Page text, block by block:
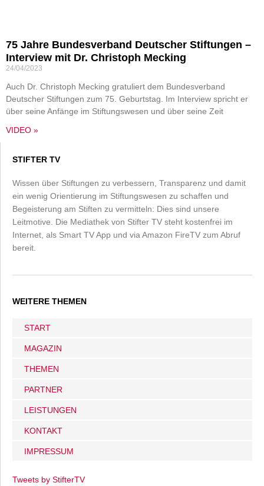
75 Jahre Bundesverband Deutscher Stiftungen –
Interview mit Dr. Christoph Mecking
24/04/2023
Auch Dr. Christoph Mecking gratuliert dem Bundesverband
Deutscher Stiftungen zum 75. Geburtstag. Im Interview spricht er
über seine Anfänge im Stiftungswesen und über seine Zeit
VIDEO »
STIFTER TV
Wissen über Stiftungen zu verbessern, Transparenz und damit
ein wenig Orientierung im Stiftungswesen zu schaffen und
Begeisterung am Stiften zu vermitteln: Dies sind unsere
Leitmotive. Die Mediathek von Stifter TV steht kostenfrei im
Internet, als Smart TV App und via Amazon FireTV zum Abruf
bereit.
WEITERE THEMEN
START
MAGAZIN
THEMEN
PARTNER
LEISTUNGEN
KONTAKT
IMPRESSUM
Tweets by StifterTV